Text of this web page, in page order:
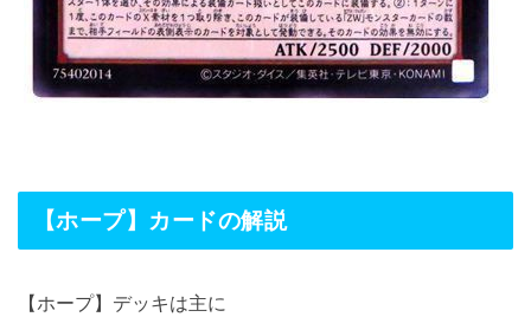
【ホープ】カードの解説
【ホープ】デッキは主に